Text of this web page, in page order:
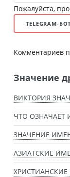
Пожалуйста,
TELEGRAM-
Комментариев
Значение
ВИКТОРИЯ
ЧТО ОЗНАЧАЕТ
ЗНАЧЕНИЕ
АЗИАТСКИЕ